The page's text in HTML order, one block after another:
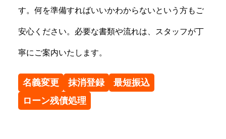
す。何を準備すればいいかわからないという方もご
安心ください。必要な書類や流れは、スタッフが丁
寧にご案内いたします。
名義変更 抹消登録
最短振込
ローン残債処理